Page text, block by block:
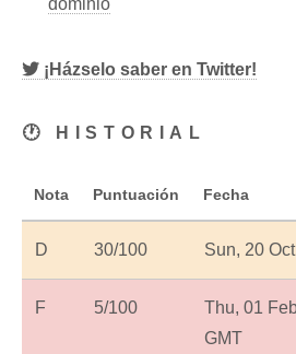
¡Házselo saber en Twitter!
🕐 HISTORIAL
Nota Puntuación Fecha
D 30/100 Sun, 20
F 5/100
Thu, 01
GMT